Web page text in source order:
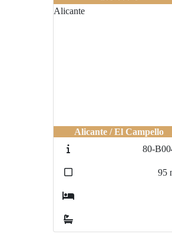
Alicante / El Campello
80-
95
Alicante / El Campello
80-